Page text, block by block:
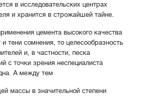
в исследовательских центрах
и хранится в строжайшей тайне.
цемента высокого качества
тени сомнения, то целесообразность
и, в частности, песка
с точки зрения неспециалиста
А между тем
массы в значительной степени